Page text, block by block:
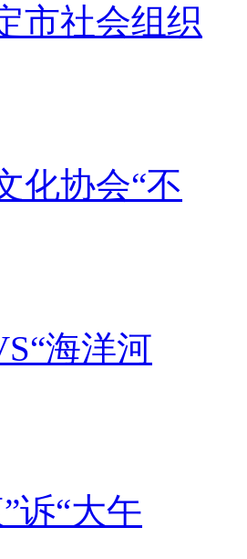
市社会组织
化协会“不
海洋河
诉“大午